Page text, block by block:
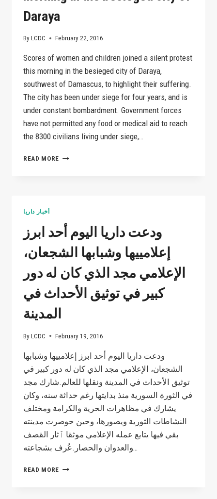
Daraya
ByLCDC February 22, 2016
Scores of women and children joined a silent protest
this morning in the besieged city of Daraya,
southwest of Damascus, to highlight their suffering.
The city has been under siege for four years, and is
under constant bombardment. Government forces
have not permitted any food or medical aid to reach
the 8300 civilians living under siege,…
READ MORE SCORES
SILENT
PROTEST
THIS
MORNING
THE
BESIEGED
CITY
OF
DARAYA
أخبار داريا
ودعت داريا اليوم أحد ابرز
إعلامييها وشبابها الشجعان،
الإعلامي مجد الذي كان له دور
كبير في توثيق الأحداث في
المدينة
ByLCDC February 19, 2016
ودعت داريا اليوم أحد ابرز إعلامييها وشبابها
الشجعان، الإعلامي مجد الذي كان له دور كبير في
توثيق الأحداث في المدينة ونقلها للعالم.شارك مجد
في الثورة السورية منذ بدايتها رغم حداثة سنه، وكان
يشارك في مظاهرات الحرية والكرامة ومختلف
النشاطات الثورية ويصورها، وحين حوصرت مدينته
بقي فيها يتابع عمله الإعلامي موثقا ٱثار القصف
والعدوان والحصار.عُرف بشجاعته…
READ MORE ودعت